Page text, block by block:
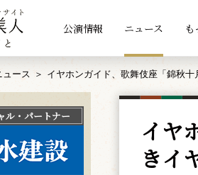
公演情報 ニュース
ュース イヤホンガイド、歌舞伎座「錦秋
イヤ
きイ
ル・パートナー